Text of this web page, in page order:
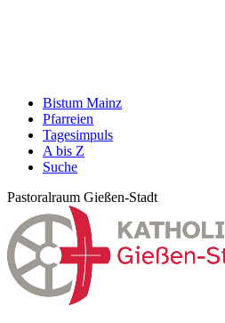
Bistum Mainz
Pfarreien
Tagesimpuls
A bis Z
Suche
Pastoralraum Gießen-Stadt